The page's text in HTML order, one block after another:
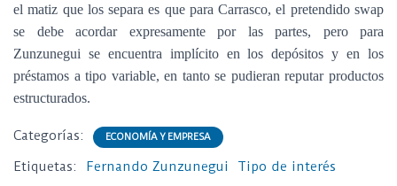
el matiz que los separa es que para Carrasco, el pretendido swap
se debe acordar expresamente por las partes, pero para
Zunzunegui se encuentra implícito en los depósitos y en los
préstamos a tipo variable, en tanto se pudieran reputar productos
estructurados.
Categorías: ECONOMÍA Y EMPRESA
Etiquetas: Fernando Zunzunegui
Tipo de interés